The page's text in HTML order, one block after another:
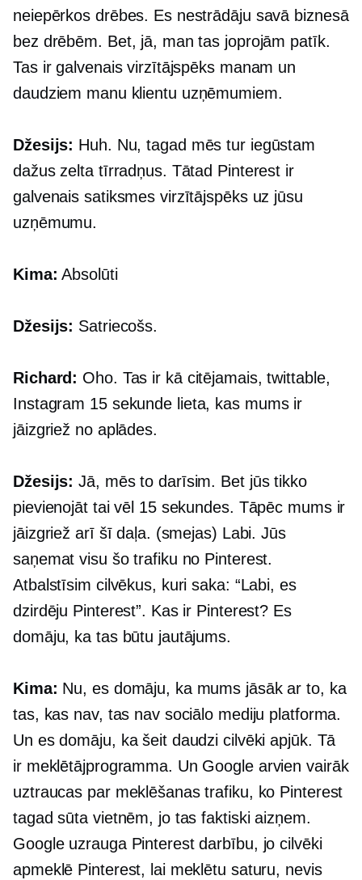
neiepērkos drēbes. Es nestrādāju savā biznesā
bez drēbēm. Bet, jā, man tas joprojām patīk.
Tas ir galvenais virzītājspēks manam un
daudziem manu klientu uzņēmumiem.
Džesijs: Huh. Nu, tagad mēs tur iegūstam
dažus zelta tīrradņus. Tātad Pinterest ir
galvenais satiksmes virzītājspēks uz jūsu
uzņēmumu.
Kima: Absolūti
Džesijs: Satriecošs.
Richard: Oho. Tas ir kā citējamais, twittable,
Instagram 15 sekunde lieta, kas mums ir
jāizgriež no aplādes.
Džesijs: Jā, mēs to darīsim. Bet jūs tikko
pievienojāt tai vēl 15 sekundes. Tāpēc mums ir
jāizgriež arī šī daļa. (smejas) Labi. Jūs
saņemat visu šo trafiku no Pinterest.
Atbalstīsim cilvēkus, kuri saka: “Labi, es
dzirdēju Pinterest”. Kas ir Pinterest? Es
domāju, ka tas būtu jautājums.
Kima: Nu, es domāju, ka mums jāsāk ar to, ka
tas, kas nav, tas nav sociālo mediju platforma.
Un es domāju, ka šeit daudzi cilvēki apjūk. Tā
ir meklētājprogramma. Un Google arvien vairāk
uztraucas par meklēšanas trafiku, ko Pinterest
tagad sūta vietnēm, jo ​​tas faktiski aizņem.
Google uzrauga Pinterest darbību, jo cilvēki
apmeklē Pinterest, lai meklētu saturu, nevis